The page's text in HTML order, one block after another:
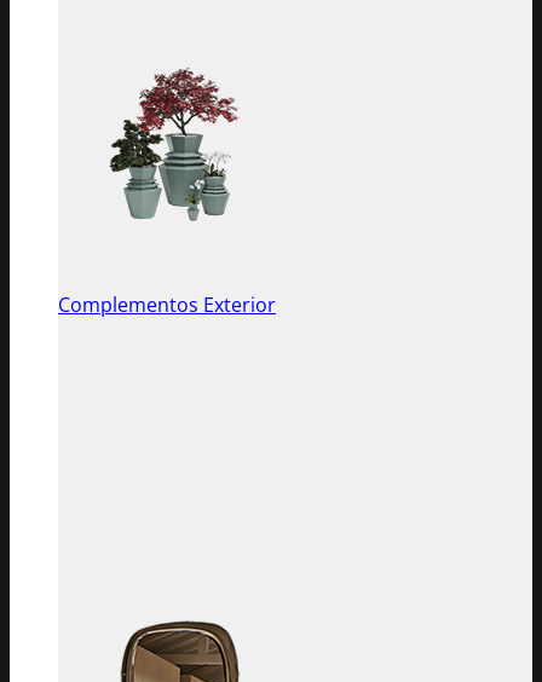
Complementos Exterior